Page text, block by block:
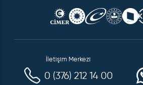
İletişim Merkezi
0 (376) 212 14 00